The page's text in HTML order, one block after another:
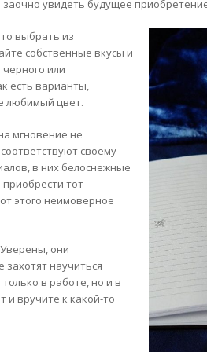
увидеть будущее
выбрать из
собственные вкусы и
или
есть варианты,
любимый цвет.
мгновение не
своему
в них белоснежные
тот
этого неимоверное
они
захотят научиться
в работе, но и в
и вручите к какой-то